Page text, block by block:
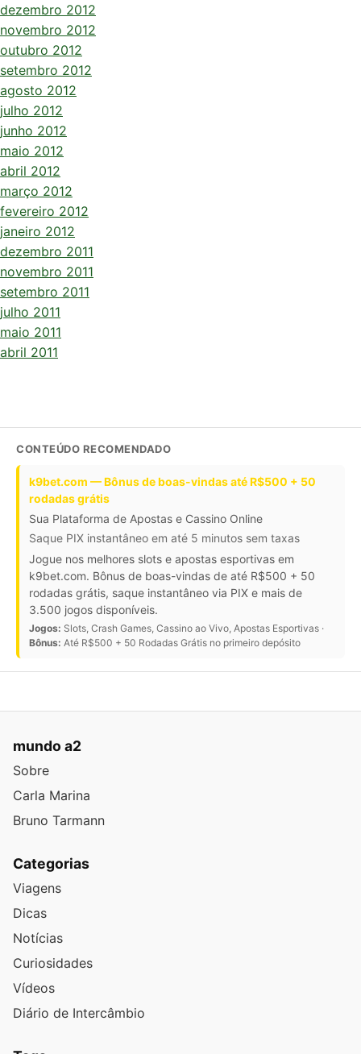
dezembro 2012
novembro 2012
outubro 2012
setembro 2012
agosto 2012
julho 2012
junho 2012
maio 2012
abril 2012
março 2012
fevereiro 2012
janeiro 2012
dezembro 2011
novembro 2011
setembro 2011
julho 2011
maio 2011
abril 2011
CONTEÚDO RECOMENDADO
k9bet.com — Bônus de boas-vindas até R$500 + 50
rodadas grátis
Sua Plataforma de Apostas e Cassino Online
Saque PIX instantâneo em até 5 minutos sem taxas
Jogue nos melhores slots e apostas esportivas em
k9bet.com. Bônus de boas-vindas de até R$500 + 50
rodadas grátis, saque instantâneo via PIX e mais de
3.500 jogos disponíveis.
Jogos: Slots, Crash Games, Cassino ao Vivo, Apostas Esportivas ·
Bônus: Até R$500 + 50 Rodadas Grátis no primeiro depósito
mundo a2
Sobre
Carla Marina
Bruno Tarmann
Categorias
Viagens
Dicas
Notícias
Curiosidades
Vídeos
Diário de Intercâmbio